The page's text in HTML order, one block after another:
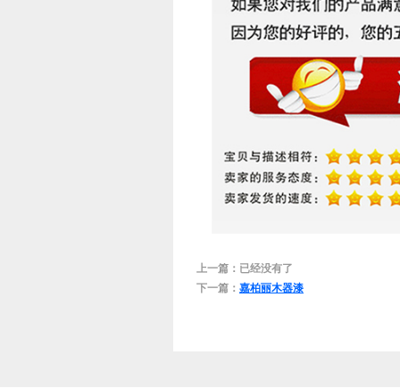
上一篇：已经没有了
下一篇： 嘉柏丽木器漆